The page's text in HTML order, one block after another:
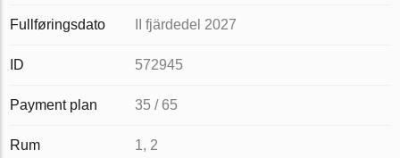
Fullføringsdato II fjärdedel 2027
ID 572945
Payment plan 35 / 65
Rum 1, 2